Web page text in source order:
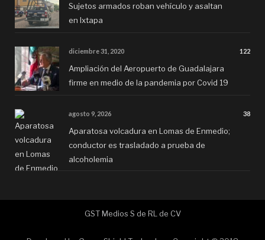
Sujetos armados roban vehículo y asaltan
en Ixtapa
diciembre 31, 2020 122
Ampliación del Aeropuerto de Guadalajara
firme en medio de la pandemia por Covid 19
agosto 9, 2026 38
Aparatosa volcadura en Lomas de Enmedio;
conductor es trasladado a prueba de
alcoholemia
GST Medios S de RL de CV